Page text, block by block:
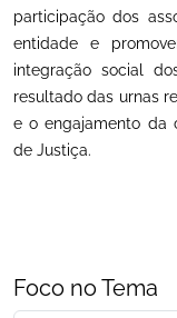
participação dos
entidade e
integração social
resultado das urnas
e o engajamento da
de Justiça.
Foco no Tema